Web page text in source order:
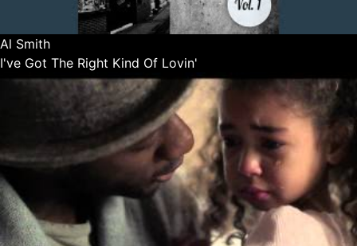
Al Smith
I've Got The Right Kind Of Lovin'